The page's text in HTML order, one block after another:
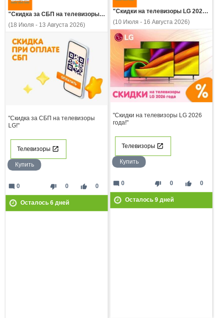
"Скидки на телевизоры LG 2026 года!"
(10 Июля - 16 Августа 2026)
"Скидки на телевизоры LG 2026
года!"
Телевизоры
Купить
thumb_down 0 thumb_up 0
mode_comment 0
Осталось 9дней
"Скидка за СБП на телевизоры LG!"
(18 Июля - 13 Августа 2026)
"Скидка за СБП на телевизоры
LG!"
Телевизоры
Купить
thumb_down 0 thumb_up 0
mode_comment 0
Осталось 6дней